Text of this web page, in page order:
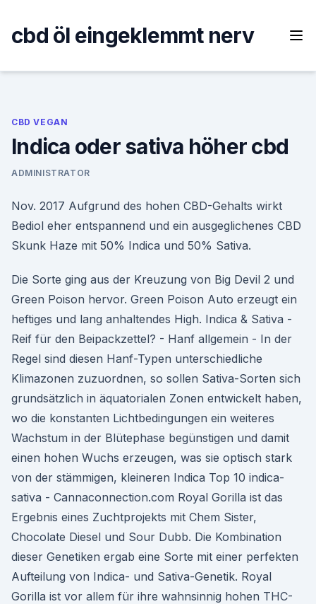
content
cbd öl eingeklemmt nerv
CBD VEGAN
Indica oder sativa höher cbd
ADMINISTRATOR
Nov. 2017 Aufgrund des hohen CBD-Gehalts wirkt
Bediol eher entspannend und ein ausgeglichenes CBD
Skunk Haze mit 50% Indica und 50% Sativa.
Die Sorte ging aus der Kreuzung von Big Devil 2 und
Green Poison hervor. Green Poison Auto erzeugt ein
heftiges und lang anhaltendes High. Indica & Sativa -
Reif für den Beipackzettel? - Hanf allgemein - In der
Regel sind diesen Hanf-Typen unterschiedliche
Klimazonen zuzuordnen, so sollen Sativa-Sorten sich
grundsätzlich in äquatorialen Zonen entwickelt haben,
wo die konstanten Lichtbedingungen ein weiteres
Wachstum in der Blütephase begünstigen und damit
einen hohen Wuchs erzeugen, was sie optisch stark
von der stämmigen, kleineren Indica Top 10 indica-
sativa - Cannaconnection.com Royal Gorilla ist das
Ergebnis eines Zuchtprojekts mit Chem Sister,
Chocolate Diesel und Sour Dubb. Die Kombination
dieser Genetiken ergab eine Sorte mit einer perfekten
Aufteilung von Indica- und Sativa-Genetik. Royal
Gorilla ist vor allem für ihre wahnsinnig hohen THC-